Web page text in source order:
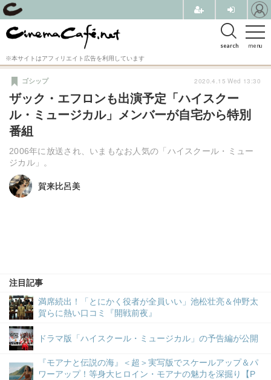
menu
search
※本サイトはアフィリエイト広告を利用しています
ザック・エフロンも出演予定「ハイスクー
ル・ミュージカル」メンバーが自宅から特別
番組
2006年に放送され、いまもなお人気の「ハイスクール・ミュー
ジカル」。
ゴシップ
賀来比呂美
賀来比呂美
注目記事
満席続出！「とにかく役者が全員いい」池松壮亮＆仲野太
賀らに熱い口コミ『開戦前夜』
ドラマ版「ハイスクール・ミュージカル」の予告編が公開
『モアナと伝説の海』＜超＞実写版でスケールアップ＆パ
ワーアップ！等身大ヒロイン・モアナの魅力を深掘り【P
2020.4.15 Wed 13:30